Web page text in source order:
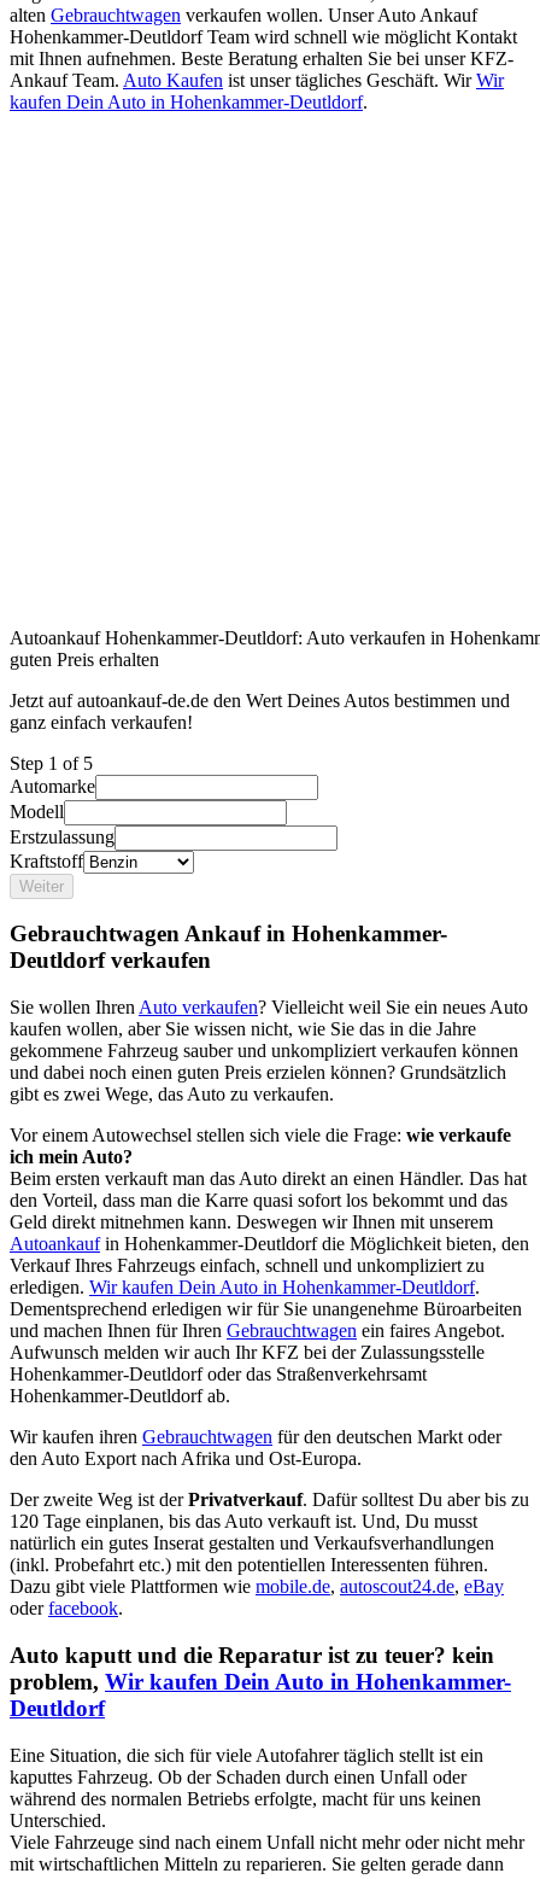
alten Gebrauchtwagen verkaufen wollen. Unser Auto Ankauf
Hohenkammer-Deutldorf Team wird schnell wie möglicht Kontakt
mit Ihnen aufnehmen. Beste Beratung erhalten Sie bei unser KFZ-
Ankauf Team. Auto Kaufen ist unser tägliches Geschäft. WirWir
kaufen Dein Auto in Hohenkammer-Deutldorf.
Autoankauf Hohenkammer-Deutldorf: Auto verkaufen in
guten Preis erhalten
Jetzt auf autoankauf-de.de den Wert Deines Autos bestimmen und
ganz einfach verkaufen!
Step 1 of 5
Automarke
Modell
Erstzulassung
Kraftstoff
Weiter
Gebrauchtwagen Ankauf in Hohenkammer-
Deutldorf verkaufen
Sie wollen Ihren Auto verkaufen? Vielleicht weil Sie ein neues Auto
kaufen wollen, aber Sie wissen nicht, wie Sie das in die Jahre
gekommene Fahrzeug sauber und unkompliziert verkaufen können
und dabei noch einen guten Preis erzielen können? Grundsätzlich
gibt es zwei Wege, das Auto zu verkaufen.
Vor einem Autowechsel stellen sich viele die Frage: wie verkaufe
ich mein Auto?
Beim ersten verkauft man das Auto direkt an einen Händler. Das hat
den Vorteil, dass man die Karre quasi sofort los bekommt und das
Geld direkt mitnehmen kann. Deswegen wir Ihnen mit unserem
Autoankaufin Hohenkammer-Deutldorf die Möglichkeit bieten, den
Verkauf Ihres Fahrzeugs einfach, schnell und unkompliziert zu
erledigen. Wir kaufen Dein Auto in Hohenkammer-Deutldorf.
Dementsprechend erledigen wir für Sie unangenehme Büroarbeiten
und machen Ihnen für Ihren Gebrauchtwagen ein faires Angebot.
Aufwunsch melden wir auch Ihr KFZ bei der Zulassungsstelle
Hohenkammer-Deutldorf oder das Straßenverkehrsamt
Hohenkammer-Deutldorf ab.
Wir kaufen ihren Gebrauchtwagen für den deutschen Markt oder
den Auto Export nach Afrika und Ost-Europa.
Der zweite Weg ist derPrivatverkauf. Dafür solltest Du aber bis zu
120 Tage einplanen, bis das Auto verkauft ist. Und, Du musst
natürlich ein gutes Inserat gestalten und Verkaufsverhandlungen
(inkl. Probefahrt etc.) mit den potentiellen Interessenten führen.
Dazu gibt viele Plattformen wie mobile.de, autoscout24.de, eBay
oderfacebook.
Auto kaputt und die Reparatur ist zu teuer? kein
problem, Wir kaufen Dein Auto in Hohenkammer-
Deutldorf
Eine Situation, die sich für viele Autofahrer täglich stellt ist ein
kaputtes Fahrzeug. Ob der Schaden durch einen Unfall oder
während des normalen Betriebs erfolgte, macht für uns keinen
Unterschied.
Viele Fahrzeuge sind nach einem Unfall nicht mehr oder nicht mehr
mit wirtschaftlichen Mitteln zu reparieren. Sie gelten gerade dann